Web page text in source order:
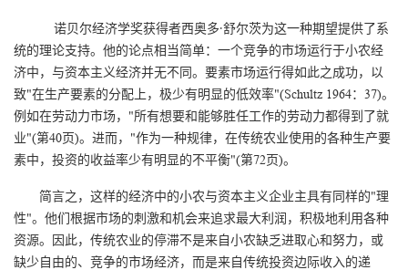
诺贝尔经济学奖获得者西奥多·舒尔茨为这一种期望提供了系
统的理论支持。他的论点相当简单：一个竞争的市场运行于小农经
济中，与资本主义经济并无不同。要素市场运行得如此之成功，以
致"在生产要素的分配上，极少有明显的低效率"(Schultz 1964：37)。
例如在劳动力市场，"所有想要和能够胜任工作的劳动力都得到了就
业"(第40页)。进而，"作为一种规律，在传统农业使用的各种生产要
素中，投资的收益率少有明显的不平衡"(第72页)。
简言之，这样的经济中的小农与资本主义企业主具有同样的"理
性"。他们根据市场的刺激和机会来追求最大利润，积极地利用各种
资源。因此，传统农业的停滞不是来自小农缺乏进取心和努力，或
缺少自由的、竞争的市场经济，而是来自传统投资边际收入的递